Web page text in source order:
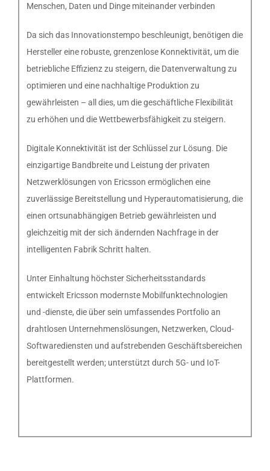
Menschen, Daten und Dinge miteinander verbinden
Da sich das Innovationstempo beschleunigt, benötigen die
Hersteller eine robuste, grenzenlose Konnektivität, um die
betriebliche Effizienz zu steigern, die Datenverwaltung zu
optimieren und eine nachhaltige Produktion zu
gewährleisten – all dies, um die geschäftliche Flexibilität
zu erhöhen und die Wettbewerbsfähigkeit zu steigern.
Digitale Konnektivität ist der Schlüssel zur Lösung. Die
einzigartige Bandbreite und Leistung der privaten
Netzwerklösungen von Ericsson ermöglichen eine
zuverlässige Bereitstellung und Hyperautomatisierung, die
einen ortsunabhängigen Betrieb gewährleisten und
gleichzeitig mit der sich ändernden Nachfrage in der
intelligenten Fabrik Schritt halten.
Unter Einhaltung höchster Sicherheitsstandards
entwickelt Ericsson modernste Mobilfunktechnologien
und -dienste, die über sein umfassendes Portfolio an
drahtlosen Unternehmenslösungen, Netzwerken, Cloud-
Softwarediensten und aufstrebenden Geschäftsbereichen
bereitgestellt werden; unterstützt durch 5G- und IoT-
Plattformen.